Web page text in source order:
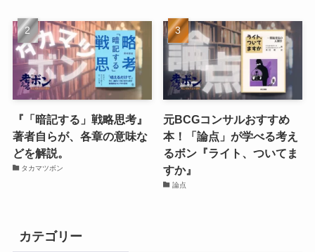
『「暗記する」戦略思考』
著者自らが、各章の意味な
どを解説。
タカマツボン
元BCGコンサルおすすめ
本！「論点」が学べる考え
るボン『ライト、ついてま
すか』
論点
カテゴリー